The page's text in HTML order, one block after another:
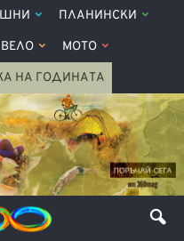
ПЛАНИНСКИ
ВЕЛО МОТО
НА ГОДИНАТА